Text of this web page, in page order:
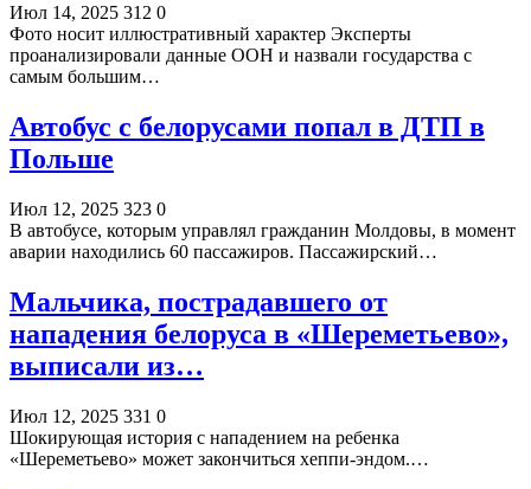
Июл 14, 2025 312 0
Фото носит иллюстративный характер Эксперты
проанализировали данные ООН и назвали государства с
самым большим…
Автобус с белорусами попал в ДТП в
Польше
Июл 12, 2025 323 0
В автобусе, которым управлял гражданин Молдовы, в момент
аварии находились 60 пассажиров. Пассажирский…
Мальчика, пострадавшего от
нападения белоруса в «Шереметьево»,
выписали из…
Июл 12, 2025 331 0
Шокирующая история с нападением на ребенка
«Шереметьево» может закончиться хеппи-эндом.…